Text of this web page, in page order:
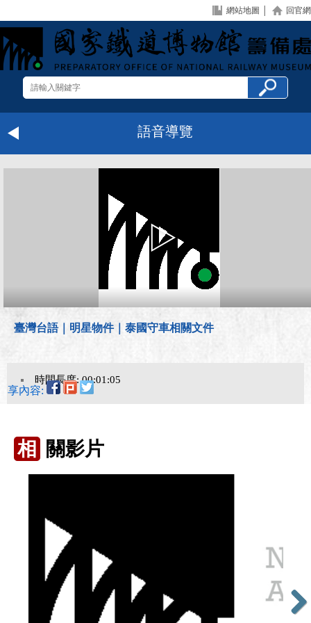
網站地圖 回官網
語音導覽
臺灣台語｜明星物件｜泰國守車相關文件
時間長度: 00:01:05
享內容:
相 關影片